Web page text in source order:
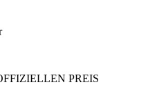
PREIS